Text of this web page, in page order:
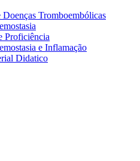
Tromboembólicas
Proficiência
e Inflamação
Didatico